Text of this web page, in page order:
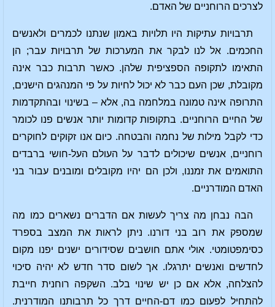
לצרכים הרוחניים של האדם.
תרבויות עתיקות היו תלויות באמון שנתנו לכמרים ולאנשים
החכמים. אל לנו לבקר את המערכות של תרבויות עבר; הן
התאימו לתקופה הספציפית שלהן. כאשר תרבות כבר אינה
מקובלת, שכן העם כבר לא יכול לחיות על פי המנהגים הישנים,
התרופה אינה טמונה במלחמה בה, אלא – בשינוי ובהתקדמות
של החיים הרוחניים. בתקופות קדומות יותר אנשים פנו לכומר
כדי לקבל מילות של נחמה והבטחה. כיום אנו זקוקים לחוקרים
רוחניים, אנשים שיכולים לדבר על העולם העל-חושי ברבדים
התואמים את זמננו, ולכן הם יהיו מקובלים ומובנים עבור בני
האדם המודרניים.
הבה נבחן מה צריך לעשות אם הדברים נשארים כמו מה
שמספק את רוב בני דורנו. ניתן לראות את המצב בספרד
כסימפטומטי. אולי אתם חושבים שסידורים ישנים יפנו מקום
לחדשים ואנשים יתרגלו. אך לשום סדר חדש לא יהיה סיכוי
להצלחה, אלא אם כן יש שינוי בלב. השקפה רוחנית חייבת
להתחיל לפעום כמו דם-החיים דרך כל תרבותנו המודרנית.